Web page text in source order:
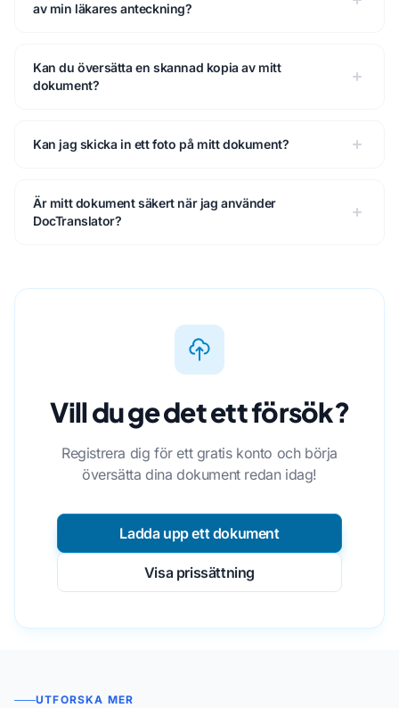
av min läkares anteckning?
Kan du översätta en skannad kopia av mitt
dokument?
Kan jag skicka in ett foto på mitt dokument?
Är mitt dokument säkert när jag använder
DocTranslator?
Vill du ge det ett försök?
Registrera dig för ett gratis konto och börja
översätta dina dokument redan idag!
Ladda upp ett dokument
Visa prissättning
UTFORSKA MER